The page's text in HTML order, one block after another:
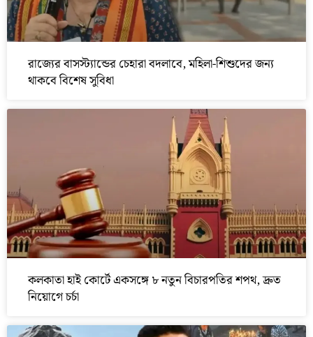
রাজ্যের বাসস্ট্যান্ডের চেহারা বদলাবে, মহিলা-শিশুদের জন্য
থাকবে বিশেষ সুবিধা
কলকাতা হাই কোর্টে একসঙ্গে ৮ নতুন বিচারপতির শপথ, দ্রুত
নিয়োগে চর্চা